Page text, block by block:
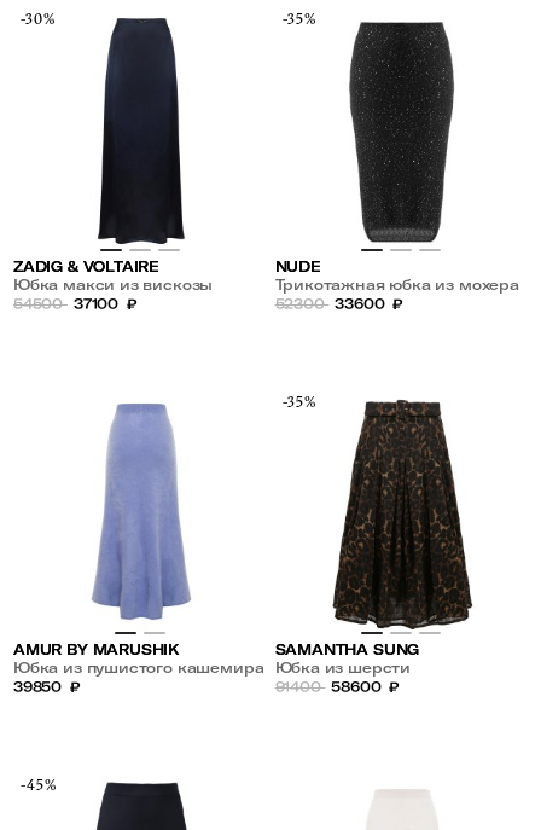
-30%
ZADIG & VOLTAIRE
Юбка макси из вискозы
54500 37100 ₽
-35%
NUDE
Трикотажная юбка из мохера
с пайетками
52300 33600 ₽
AMUR BY MARUSHIK
Юбка из пушистого кашемира
39850 ₽
-35%
SAMANTHA SUNG
Юбка из шерсти
91400 58600 ₽
-45%